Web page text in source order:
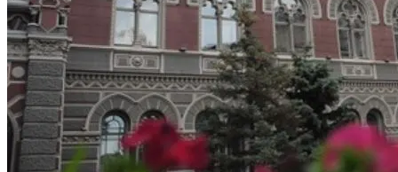
В Киеве Вновь Ожидаются Дожди